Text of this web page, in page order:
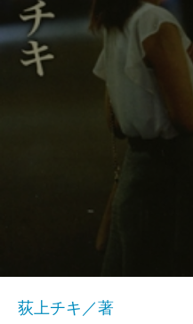
荻上チキ／著